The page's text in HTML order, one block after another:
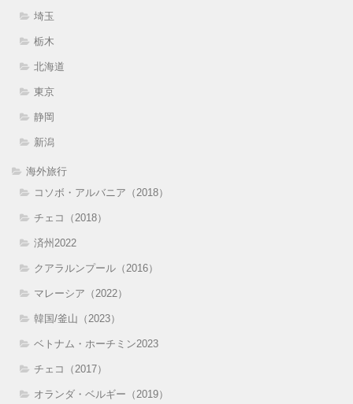
埼玉
栃木
北海道
東京
静岡
新潟
海外旅行
コソボ・アルバニア（2018）
チェコ（2018）
済州2022
クアラルンプール（2016）
マレーシア（2022）
韓国/釜山（2023）
ベトナム・ホーチミン2023
チェコ（2017）
オランダ・ベルギー（2019）